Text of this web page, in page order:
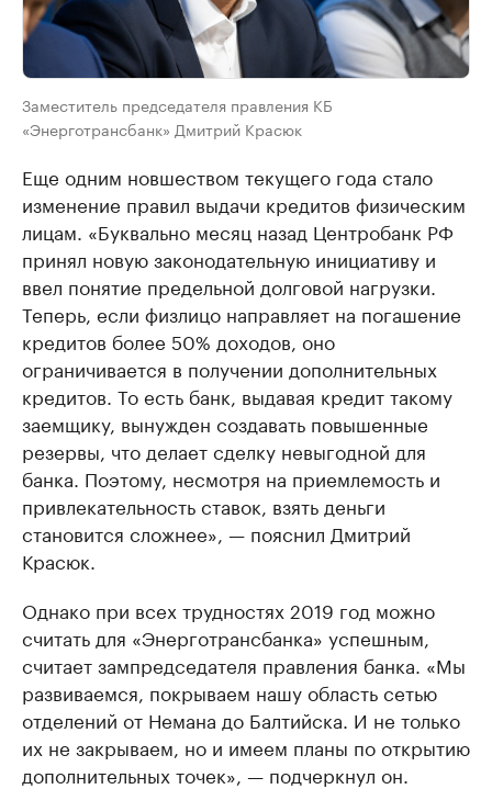
Заместитель председателя правления КБ
«Энерготрансбанк» Дмитрий Красюк
Еще одним новшеством текущего года стало
изменение правил выдачи кредитов физическим
лицам. «Буквально месяц назад Центробанк РФ
принял новую законодательную инициативу и
ввел понятие предельной долговой нагрузки.
Теперь, если физлицо направляет на погашение
кредитов более 50% доходов, оно
ограничивается в получении дополнительных
кредитов. То есть банк, выдавая кредит такому
заемщику, вынужден создавать повышенные
резервы, что делает сделку невыгодной для
банка. Поэтому, несмотря на приемлемость и
привлекательность ставок, взять деньги
становится сложнее», — пояснил Дмитрий
Красюк.
Однако при всех трудностях 2019 год можно
считать для «Энерготрансбанка» успешным,
считает зампредседателя правления банка. «Мы
развиваемся, покрываем нашу область сетью
отделений от Немана до Балтийска. И не только
их не закрываем, но и имеем планы по открытию
дополнительных точек», — подчеркнул он.